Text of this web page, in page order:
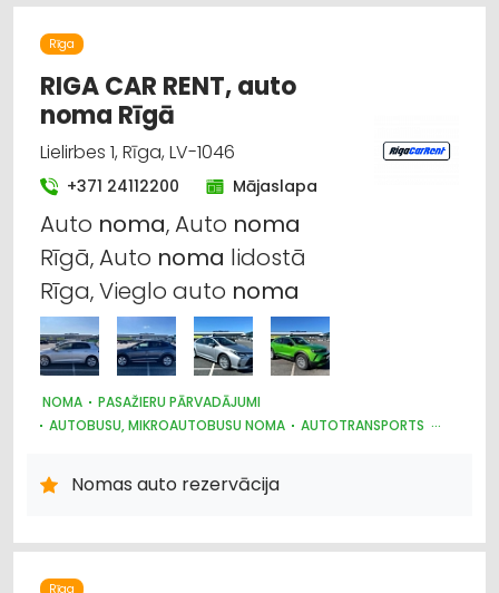
Rīga
RIGA CAR RENT, auto
noma Rīgā
Lielirbes 1, Rīga, LV-1046
+371 24112200 Mājaslapa
Auto noma, Auto noma
Rīgā, Auto noma lidostā
Rīga, Vieglo auto noma
NOMA
PASAŽIERU PĀRVADĀJUMI
AUTOBUSU, MIKROAUTOBUSU NOMA
AUTOTRANSPORTS
Nomas auto rezervācija
Rīga